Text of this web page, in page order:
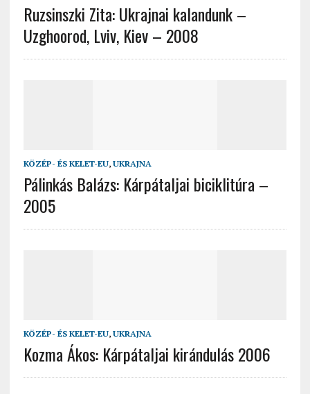
Ruzsinszki Zita: Ukrajnai kalandunk –
Uzghoorod, Lviv, Kiev – 2008
KÖZÉP- ÉS KELET-EU, UKRAJNA
Pálinkás Balázs: Kárpátaljai biciklitúra –
2005
KÖZÉP- ÉS KELET-EU, UKRAJNA
Kozma Ákos: Kárpátaljai kirándulás 2006